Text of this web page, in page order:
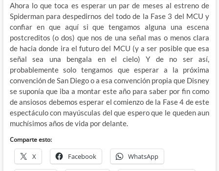
Ahora lo que toca es esperar un par de meses al estreno de
Spiderman para despedirnos del todo de la Fase 3 del MCU y
confiar en que aquí si que tengamos alguna una escena
postcreditos (o dos) que nos de una señal mas o menos clara
de hacia donde ira el futuro del MCU (y a ser posible que esa
señal sea una bengala en el cielo) Y de no ser así,
probablemente solo tengamos que esperar a la próxima
convención de San Diego o a esa convención propia que Disney
se suponía que iba a montar este año para saber por fin como
de ansiosos debemos esperar el comienzo de la Fase 4 de este
espectáculo con mayúsculas del que espero que le queden aun
muchísimos años de vida por delante.
Comparte esto:
X Facebook WhatsApp